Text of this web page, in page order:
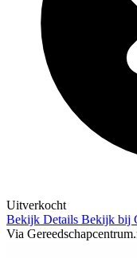
Uitverkocht
Bekijk Details Bekijk bij
Via